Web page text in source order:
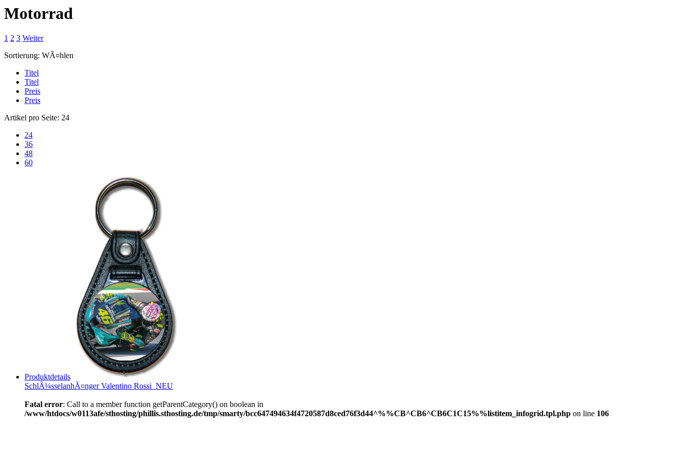
Motorrad
1 2 3 Weiter
Sortierung: WÃ¤hlen
Titel
Titel
Preis
Preis
Artikel pro Seite: 24
24
36
48
60
Produktdetails
SchlÃ¼sselanhÃ¤nger Valentino Rossi_NEU
Fatal error: Call to a member function getParentCategory() on boolean in
/www/htdocs/w0113afe/sthosting/phillis.sthosting.de/tmp/smarty/bcc647494634f4720587d8ced76f3d44^%%CB^CB6^CB6C1C15%%listitem_infogrid.tpl.php on line 106